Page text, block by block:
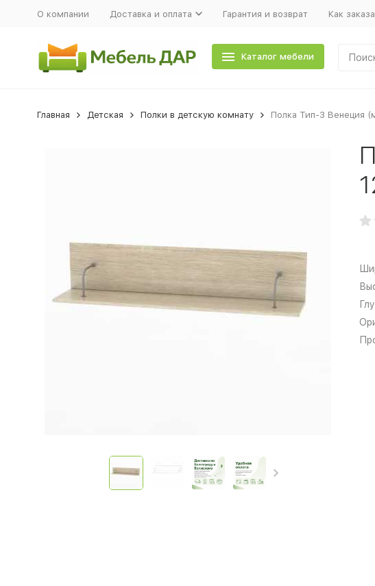
О компании Доставка и оплата Гарантия и возврат Как
Каталог мебели
Главная Детская Полки в детскую комнату Полка Тип-3 Венеция